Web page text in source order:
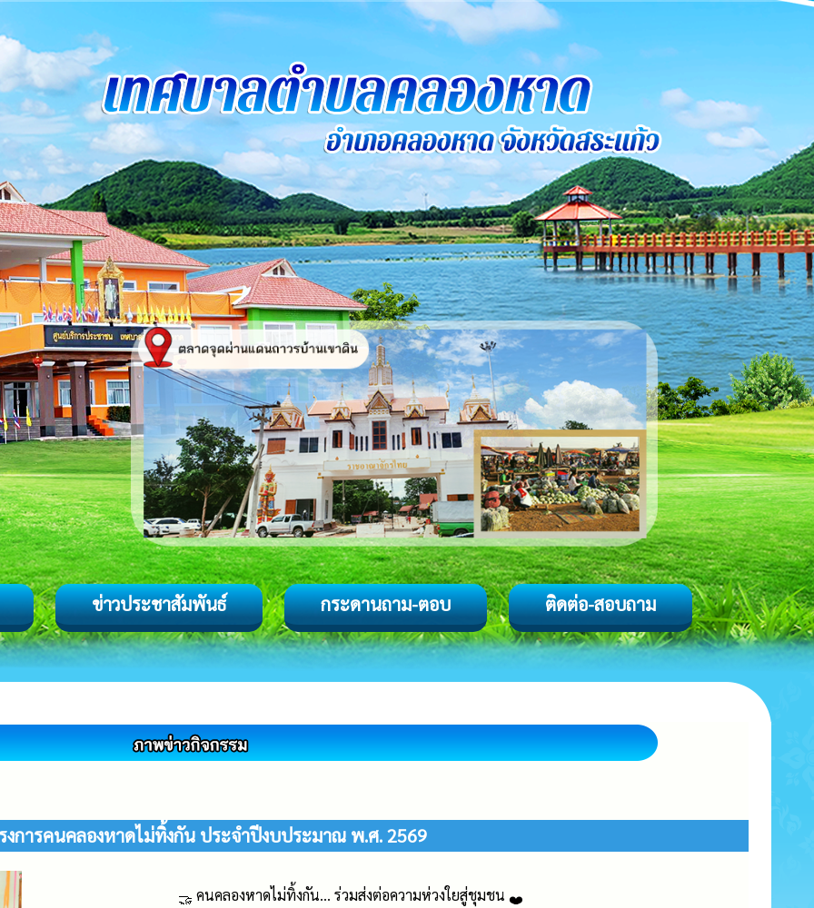
ข่าวประชาสัมพันธ์ กระดานถาม-ตอบ ติดต่อ-สอบถาม
งการคนคลองหาดไม่ทิ้งกัน ประจำปีงบประมาณ พ.ศ. 2569
คนคลองหาดไม่ทิ้งกัน... ร่วมส่งต่อความห่วงใยสู่ชุมชน